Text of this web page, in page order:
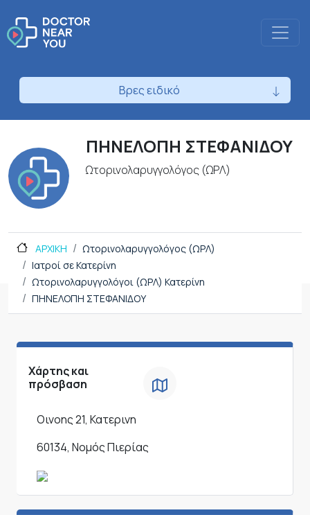
Βρες ειδικό
ΠΗΝΕΛΟΠΗ ΣΤΕΦΑΝΙΔΟΥ
Ωτορινολαρυγγολόγος (ΩΡΛ)
ΑΡΧΙΚΗ
Ωτορινολαρυγγολόγος (ΩΡΛ)
Ιατροί σε Κατερίνη
Ωτορινολαρυγγολόγοι (ΩΡΛ) Κατερίνη
ΠΗΝΕΛΟΠΗ ΣΤΕΦΑΝΙΔΟΥ
Χάρτης και
πρόσβαση
Οινοης 21, Κατερινη
60134, Νομός Πιερίας